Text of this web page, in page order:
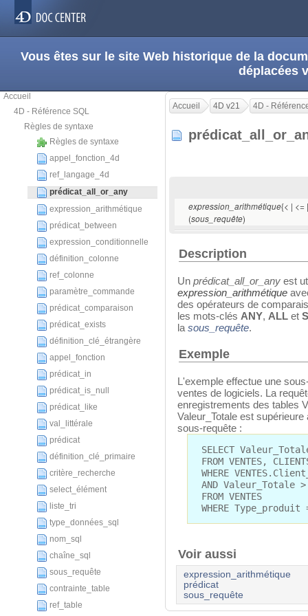
Vous êtes sur le site Web historique de la
déplacées
Accueil
4D - Référence SQL
Règles de syntaxe
Règles de syntaxe
appel_fonction_4d
ref_langage_4d
prédicat_all_or_any
expression_arithmétique
prédicat_between
expression_conditionnelle
définition_colonne
ref_colonne
paramètre_commande
prédicat_comparaison
prédicat_exists
définition_clé_étrangère
appel_fonction
prédicat_in
prédicat_is_null
prédicat_like
val_littérale
prédicat
définition_clé_primaire
critère_recherche
select_élément
liste_tri
type_données_sql
nom_sql
chaîne_sql
sous_requête
contrainte_table
ref_table
Accueil 4D v21 4D -
expression_arithmétique{< | <=
(sous_requête)
Description
Un prédicat_all_or_any est
expression_arithmétique
des opérateurs de
les mots-clés ANY, ALL et
lasous_requête.
Exemple
L'exemple effectue une
ventes de logiciels. La
enregistrements des tables
Valeur_Totale est
sous-requête :
SELECT
FROM VENTES,
WHERE
AND Valeur_Totale
FROM VENTES
WHERE
Voir aussi
expression_arithmétique
prédicat
sous_requête